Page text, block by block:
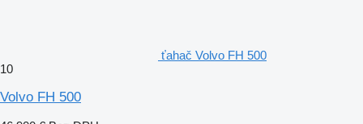
ťahač Volvo FH 500
10
Volvo FH 500